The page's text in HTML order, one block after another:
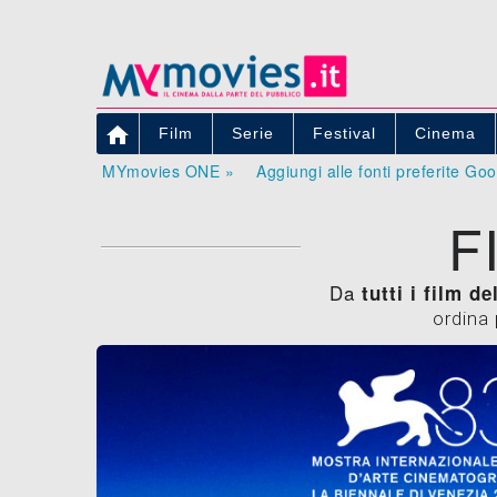
 Film Serie Festival Cinema
MYmovies ONE » Aggiungi alle fonti preferite
Da tutti i film
ordina